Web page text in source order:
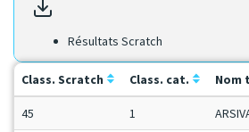
Résultats Scratch
Class. Scratch Class. cat. Nom
45 1